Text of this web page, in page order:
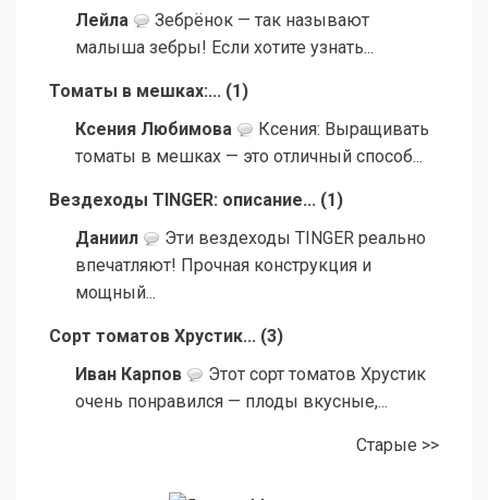
Лейла
Зебрёнок — так называют
малыша зебры! Если хотите узнать...
Томаты в мешках:... (1)
Ксения Любимова
Ксения: Выращивать
томаты в мешках — это отличный способ...
Вездеходы TINGER: описание... (1)
Даниил
Эти вездеходы TINGER реально
впечатляют! Прочная конструкция и
мощный...
Сорт томатов Хрустик... (3)
Иван Карпов
Этот сорт томатов Хрустик
очень понравился — плоды вкусные,...
Старые >>